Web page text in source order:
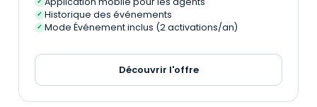
✓ Historique des événements
✓ Mode Événement inclus (2 activations/an)
Découvrir l'offre